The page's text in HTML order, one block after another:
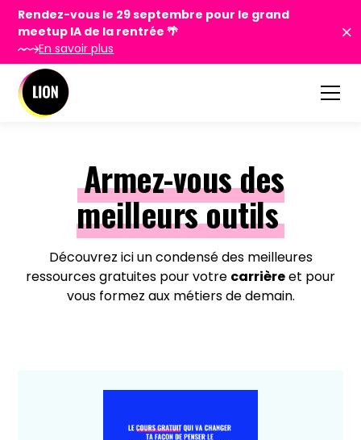
Rendez-vous le 29 septembre pour le grand
meetup IA de la rentrée 🌴
En savoir plus
Armez-vous des
meilleurs outils
Découvrez ici un condensé des meilleures
ressources gratuites pour votre carrièreet pour
vous formez aux métiers de demain.